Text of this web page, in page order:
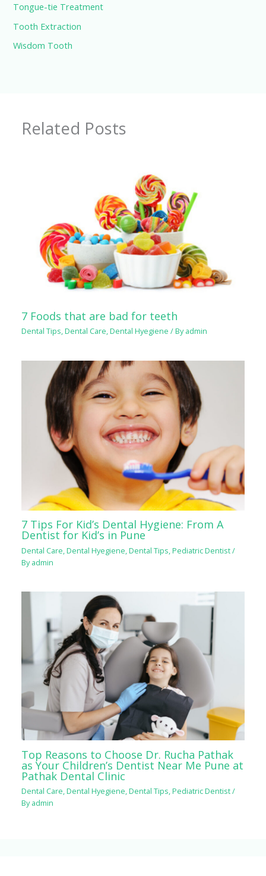
Tongue-tie Treatment
Tooth Extraction
Wisdom Tooth
Related Posts
7 Foods that are bad for teeth
Dental Tips,Dental Care,Dental Hyegiene / Byadmin
7 Tips For Kid’s Dental Hygiene: From A
Dentist for Kid’s in Pune
Dental Care ,Dental Hyegiene ,Dental Tips ,Pediatric Dentist/
Byadmin
Top Reasons to Choose Dr. Rucha Pathak
as Your Children’s Dentist Near Me Pune at
Pathak Dental Clinic
Dental Care,Dental Hyegiene,Dental Tips,Pediatric Dentist/
Byadmin